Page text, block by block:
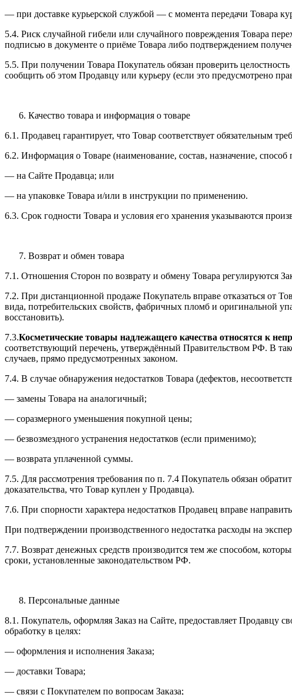
— при доставке курьерской службой — с момента передачи Товара
5.4. Риск случайной гибели или случайного повреждения Товара
подписью в документе о приёме Товара либо подтверждением
5.5. При получении Товара Покупатель обязан проверить
сообщить об этом Продавцу или курьеру (если это предусмотрено
Качество товара и информация о товаре
6.1. Продавец гарантирует, что Товар соответствует обязательным
6.2. Информация о Товаре (наименование, состав, назначение,
— на Сайте Продавца; или
— на упаковке Товара и/или в инструкции по применению.
6.3. Срок годности Товара и условия его хранения указываются
Возврат и обмен товара
7.1. Отношения Сторон по возврату и обмену Товара регулируются
7.2. При дистанционной продаже Покупатель вправе отказаться от
вида, потребительских свойств, фабричных пломб и оригинальной
восстановить).
7.3.Косметические товары надлежащего качества относятся к
соответствующий перечень, утверждённый Правительством РФ. В
случаев, прямо предусмотренных законом.
7.4. В случае обнаружения недостатков Товара (дефектов,
— замены Товара на аналогичный;
— соразмерного уменьшения покупной цены;
— безвозмездного устранения недостатков (если применимо);
— возврата уплаченной суммы.
7.5. Для рассмотрения требования по п. 7.4 Покупатель обязан
доказательства, что Товар куплен у Продавца).
7.6. При спорности характера недостатков Продавец вправе
При подтверждении производственного недостатка расходы на
7.7. Возврат денежных средств производится тем же способом,
сроки, установленные законодательством РФ.
Персональные данные
8.1. Покупатель, оформляя Заказ на Сайте, предоставляет
обработку в целях:
— оформления и исполнения Заказа;
— доставки Товара;
— связи с Покупателем по вопросам Заказа;